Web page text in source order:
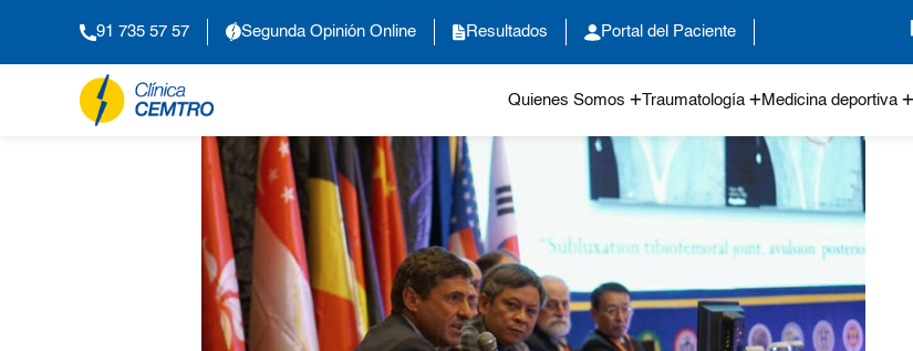
91 735 57 57 Segunda Opinión Online Resultados Portal del Paciente
Quienes Somos Traumatología Medicina deportiva